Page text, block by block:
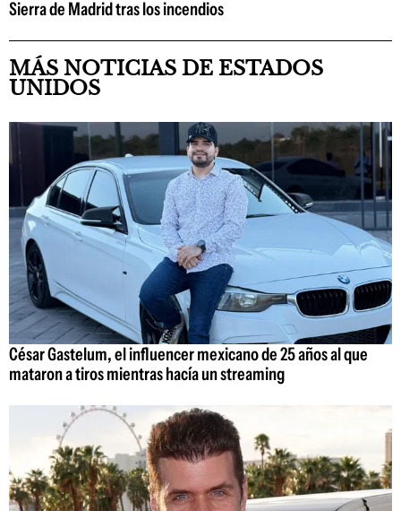
Sierra de Madrid tras los incendios
MÁS NOTICIAS DE ESTADOS
UNIDOS
César Gastelum, el influencer mexicano de 25 años al que
mataron a tiros mientras hacía un streaming